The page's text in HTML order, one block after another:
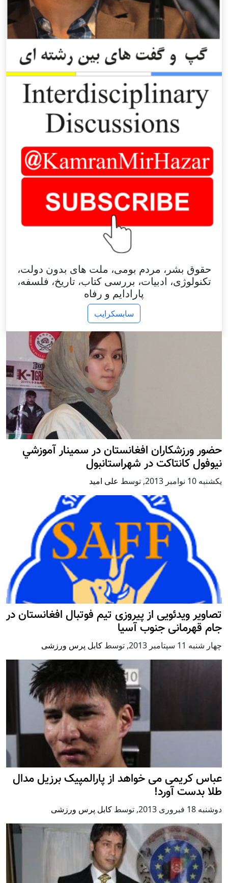
حقوق بشر، مردم بومی، ملت های بدون دولت،
تکنولوژی، ادبیات، بررسی کتاب، تاریخ، فلسفه،
پارادایم و رفاه
سابسکرایب
حضور ورزشکاران افغانستان در سمينار آموزشي
نيوفول كانتاكت در شهراستانبول
يكشنبه 10 نوامبر 2013 , توسط علی امید
تصاویر ویدئویی از پیروزی تیم فوتبال افغانستان در
جام قهرمانی جنوب آسیا
چهار شنبه 11 سپتامبر 2013 , توسط کابل پرس ورزشی
عباس کریمی می خواهد از پارالمپیک برزیل مدال
طلا بدست آورد!
دوشنبه 18 فبروری 2013 , توسط کابل پرس ورزشی